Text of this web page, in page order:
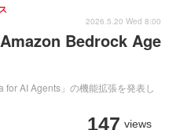
Bedrock Age
AI Agents」の機能拡張を発表し
147 views
2026.5.20 Wed 8:00